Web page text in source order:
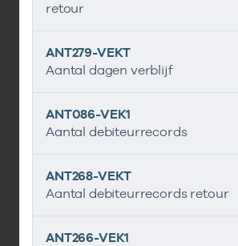
retour
ANT279-VEKT
Aantal dagen verblijf
ANT086-VEK1
Aantal debiteurrecords
ANT268-VEKT
Aantal debiteurrecords retour
ANT266-VEK1